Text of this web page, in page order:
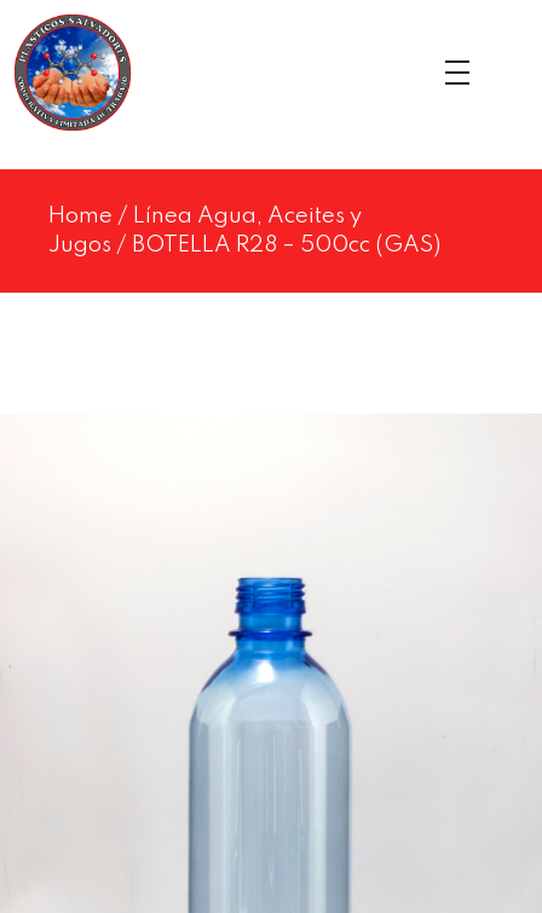
Home / Línea Agua, Aceites y
Jugos / BOTELLA R28 – 500cc (GAS)